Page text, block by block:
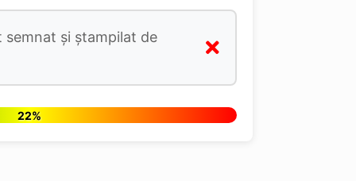
şi ştampilat de
22%